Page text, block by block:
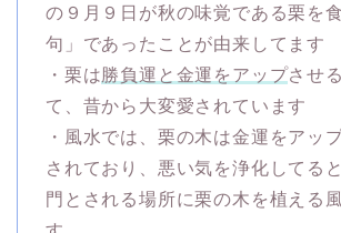
の９月９日が秋の味覚である栗を
句」であったことが由来してます
・栗は 勝負運と金運をアップさせ
て、昔から大変愛されています
・風水では、栗の木は金運をアッ
されており、悪い気を浄化してる
門とされる場所に栗の木を植える